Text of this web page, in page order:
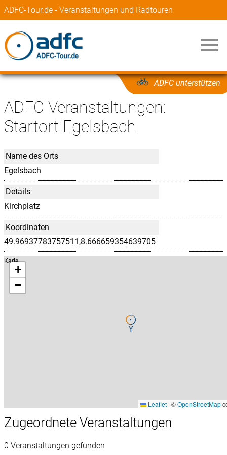
ADFC-Tour.de - Veranstaltungen und Radtouren
ADFC unterstützen
ADFC Veranstaltungen:
Startort Egelsbach
Name des Orts
Egelsbach
Details
Kirchplatz
Koordinaten
49.96937783757511,8.666659354639705
Karte
+
−
Leaflet | ©OpenStreetMap
Zugeordnete Veranstaltungen
0 Veranstaltungen gefunden